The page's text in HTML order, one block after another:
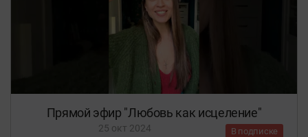
Прямой эфир "Любовь как исцеление"
В подписке
25 окт 2024